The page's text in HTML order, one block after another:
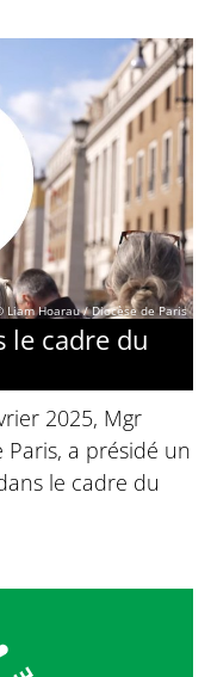
Liam Hoarau / Diocèse de Paris
le cadre du
2025, Mgr
a présidé un
le cadre du